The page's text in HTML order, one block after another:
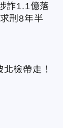
詐1.1億落
刑8年半
檢帶走！